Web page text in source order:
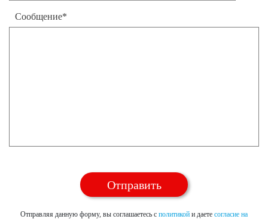
Сообщение*
Отправляя данную форму, вы соглашаетесь с политикой и даете согласие на